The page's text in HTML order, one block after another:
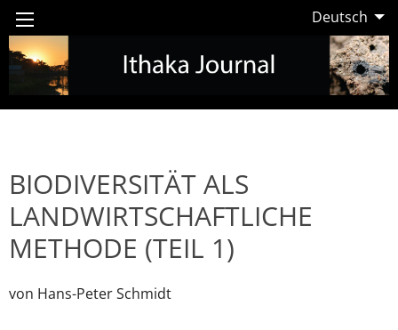
Deutsch
BIODIVERSITÄT ALS
LANDWIRTSCHAFTLICHE
METHODE (TEIL 1)
von Hans-Peter Schmidt